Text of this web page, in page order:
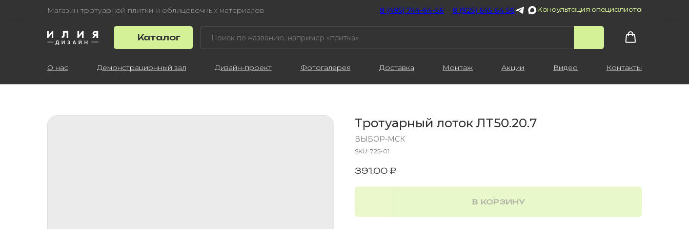
Магазин тротуарной плитки и облицовочных материалов 8 (495) 744-64-56 8 (925) 645 64 56 Консультация специалиста
Каталог
О нас Демонстрационный зал Дизайн-проект Фотогалерея Доставка Монтаж Акции Видео Контакты
Тротуарный лоток ЛТ50.20.7
ВЫБОР-МСК
SKU: 725-01
391,00 ₽
В КОРЗИНУ